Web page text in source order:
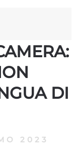
IN
DI
2023